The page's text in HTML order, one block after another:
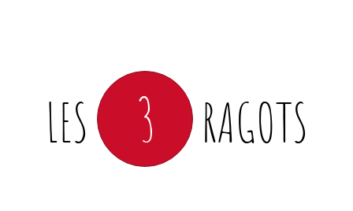
LES 3 RAGOTS